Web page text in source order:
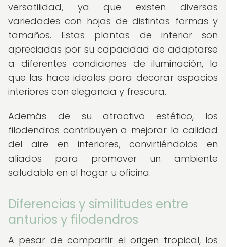
versatilidad, ya que existen diversas
variedades con hojas de distintas formas y
tamaños. Estas plantas de interior son
apreciadas por su capacidad de adaptarse
a diferentes condiciones de iluminación, lo
que las hace ideales para decorar espacios
interiores con elegancia y frescura.
Además de su atractivo estético, los
filodendros contribuyen a mejorar la calidad
del aire en interiores, convirtiéndolos en
aliados para promover un ambiente
saludable en el hogar u oficina.
Diferencias y similitudes entre
anturios y filodendros
A pesar de compartir el origen tropical, los